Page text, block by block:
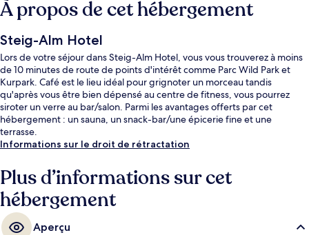
À propos de cet hébergement
Steig-Alm Hotel
Lors de votre séjour dans Steig-Alm Hotel, vous vous trouverez à moins
de 10 minutes de route de points d'intérêt comme Parc Wild Park et
Kurpark. Café est le lieu idéal pour grignoter un morceau tandis
qu'après vous être bien dépensé au centre de fitness, vous pourrez
siroter un verre au bar/salon. Parmi les avantages offerts par cet
hébergement : un sauna, un snack-bar/une épicerie fine et une
terrasse.
Informations sur le droit de rétractation
Plus d’informations sur cet
hébergement
Aperçu